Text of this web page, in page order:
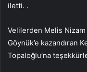
iletti. .
Velilerden Melis
Göynük’e kazandıran
Topaloğlu’na